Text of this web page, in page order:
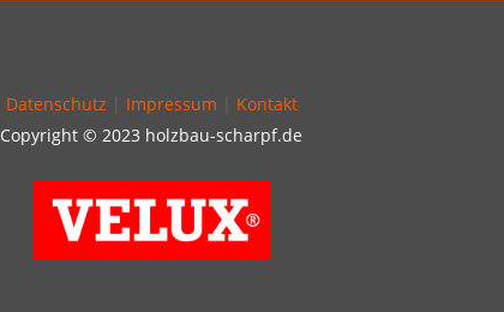
Datenschutz Impressum
Kontakt
Copyright © 2023 holzbau-scharpf.de